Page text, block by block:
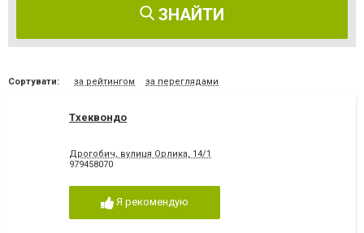
ЗНАЙТИ
Сортувати: за рейтингом за переглядами
Тхеквондо
Дрогобич, вулиця Орлика, 14/1
979458070
Я рекомендую